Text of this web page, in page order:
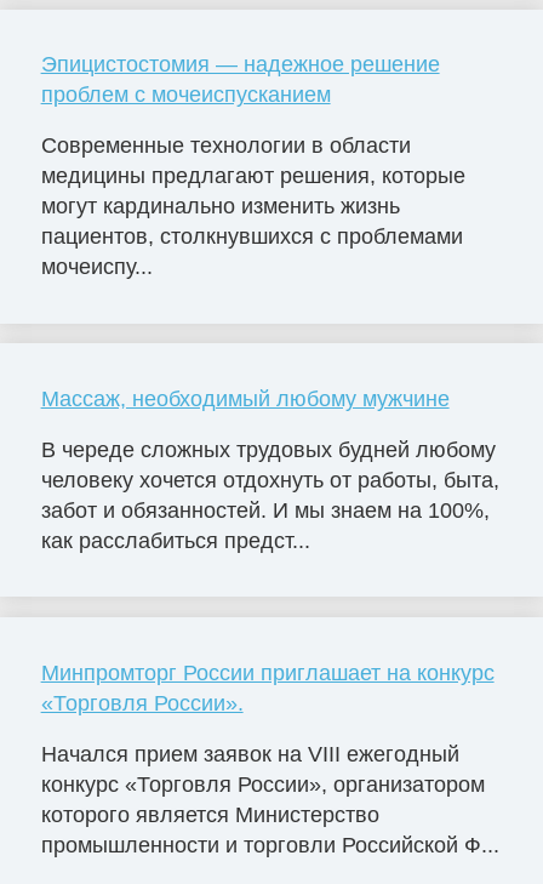
Эпицистостомия — надежное решение
проблем с мочеиспусканием
Современные технологии в области
медицины предлагают решения, которые
могут кардинально изменить жизнь
пациентов, столкнувшихся с проблемами
мочеиспу...
Массаж, необходимый любому мужчине
В череде сложных трудовых будней любому
человеку хочется отдохнуть от работы, быта,
забот и обязанностей. И мы знаем на 100%,
как расслабиться предст...
Минпромторг России приглашает на конкурс
«Торговля России».
Начался прием заявок на VIII ежегодный
конкурс «Торговля России», организатором
которого является Министерство
промышленности и торговли Российской Ф...